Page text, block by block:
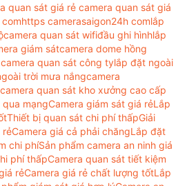
quan sát giá rẻ camera quan sát giá
https camerasaigon24h comlắp
camera quan sát wifiđầu ghi hìnhlắp
giám sátcamera dome hồng
quan sát công tylắp đặt ngoài
trời mưa nắngcamera
camera quan sát kho xưởng cao cấp
mạngCamera giám sát giá rẻLắp
Thiết bị quan sát chi phí thấpGiải
rẻCamera giá cả phải chăngLắp đặt
chi phíSản phẩm camera an ninh giá
phí thấpCamera quan sát tiết kiệm
rẻCamera giá rẻ chất lượng tốtLắp